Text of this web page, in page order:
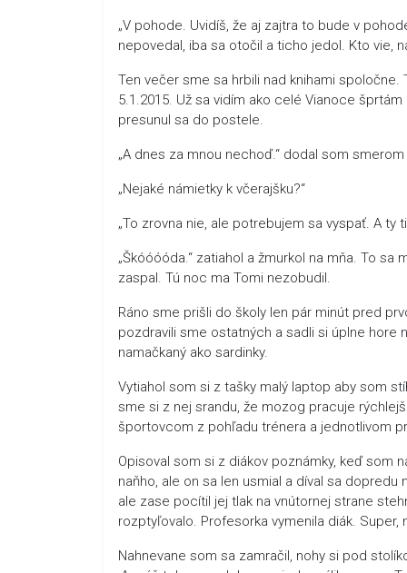
„V pohode. Uvidíš, že aj zajtra to bude v
nepovedal, iba sa otočil a ticho jedol. Kto vie,
Ten večer sme sa hrbili nad knihami
5.1.2015. Už sa vidím ako celé Vianoce
presunul sa do postele.
„A dnes za mnou nechoď.“ dodal som
„Nejaké námietky k včerajšku?“
„To zrovna nie, ale potrebujem sa vyspať. A ty
„Škóóóóda.“ zatiahol a žmurkol na mňa. To
zaspal. Tú noc ma Tomi nezobudil.
Ráno sme prišli do školy len pár minút pred
pozdravili sme ostatných a sadli si úplne hore
namačkaný ako sardinky.
Vytiahol som si z tašky malý laptop aby som
sme si z nej srandu, že mozog pracuje
športovcom z pohľadu trénera a jednotlivom
Opisoval som si z diákov poznámky, keď som
naňho, ale on sa len usmial a díval sa
ale zase pocítil jej tlak na vnútornej strane
rozptyľovalo. Profesorka vymenila diák.
Nahnevane som sa zamračil, nohy si pod